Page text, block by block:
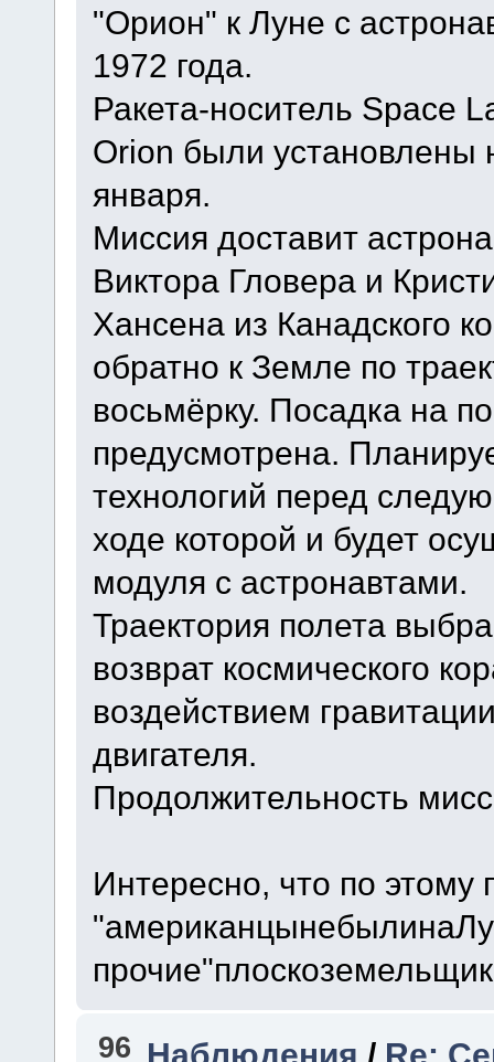
"Орион" к Луне с
1972 года.
Ракета-носитель Space
Orion были установлены
января.
Миссия доставит
Виктора Гловера и
Хансена из Канадского
обратно к Земле по
восьмёрку. Посадка на
предусмотрена.
технологий перед
ходе которой и будет
модуля с астронавтами.
Траектория полета
возврат космического
воздействием
двигателя.
Продолжительность
Интересно, что по этому
96 Наблюдения / Re: